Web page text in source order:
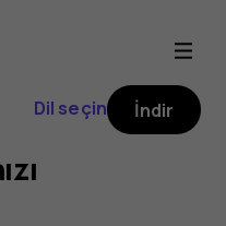
Dil seçin İndir